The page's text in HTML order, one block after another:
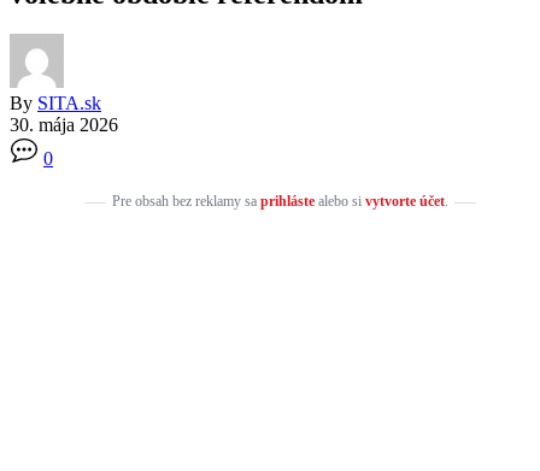
By SITA.sk
30. mája 2026
0
Pre obsah bez reklamy sa prihlástealebo si vytvorte účet.